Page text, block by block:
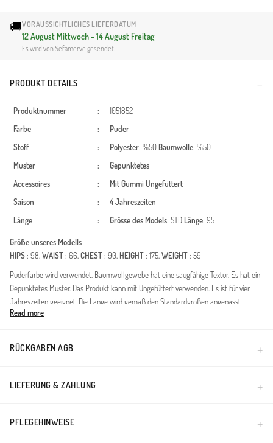
🚚VORAUSSICHTLICHES LIEFERDATUM
12 August Mittwoch - 14 August Freitag
Es wird von Sefamerve gesendet.
PRODUKT DETAILS
Produktnummer :
1051852
Farbe
:
Puder
Stoff
: Polyester: %50 Baumwolle: %50
Muster
:
Gepunktetes
Accessoires
: Mit Gummi Ungefüttert
Saison
:
4 Jahreszeiten
Länge
: Grösse des Models: STD Länge: 95
Größe unseres Modells
HIPS: 98,WAIST: 66,CHEST: 90, HEIGHT: 175,WEIGHT: 59
Puderfarbe wird verwendet. Baumwollgewebe hat eine saugfähige Textur. Es hat ein
Gepunktetes Muster. Das Produkt kann mit Ungefüttert verwenden. Es ist für vier
Jahreszeiten geeignet. Die Länge wird gemäß den Standardgrößen angepasst.
Vereinen Sie Stil und Bequemlichkeit mit diesem Rock mit Blumenmuster, der speziell
Ganzjahres-Qualität ist er ein vielseitiger Begleiter für jede Saison. Die hochwertige
Polyester-Gewebe für maximalen Tragekomfort.Design: Der elastische Bund
schmeichelt.Kombinations-Tipp: Kombinieren Sie den Rock mit einer schlichten Bluse
Read more
RÜCKGABEN AGB
LIEFERUNG & ZAHLUNG
PFLEGEHINWEISE